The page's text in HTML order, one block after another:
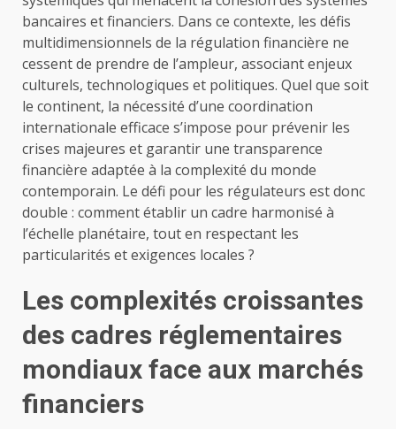
bancaires et financiers. Dans ce contexte, les défis
multidimensionnels de la régulation financière ne
cessent de prendre de l’ampleur, associant enjeux
culturels, technologiques et politiques. Quel que soit
le continent, la nécessité d’une coordination
internationale efficace s’impose pour prévenir les
crises majeures et garantir une transparence
financière adaptée à la complexité du monde
contemporain. Le défi pour les régulateurs est donc
double : comment établir un cadre harmonisé à
l’échelle planétaire, tout en respectant les
particularités et exigences locales ?
Les complexités croissantes
des cadres réglementaires
mondiaux face aux marchés
financiers